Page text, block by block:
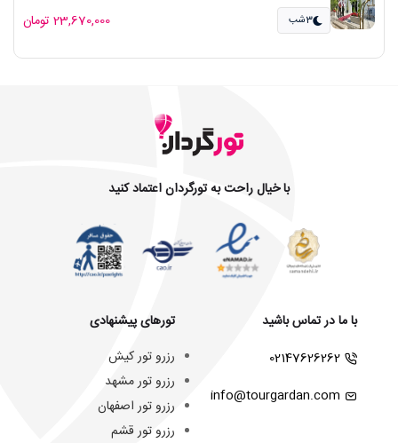
3شب 23,670,000 تومان
با خیال راحت به تورگردان اعتماد کنید
با ما در تماس باشید
02147626262
info@tourgardan.com
تورهای پیشنهادی
رزرو تور کیش
رزرو تور مشهد
رزرو تور اصفهان
رزرو تور قشم